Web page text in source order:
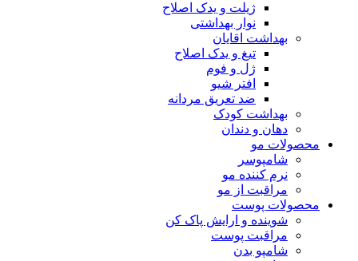
ژیلت و یدک اصلاح
نوار بهداشتی
بهداشت اقایان
تیغ و یدک اصلاح
ژل و فوم
افتر شیو
ضد تعریق مردانه
بهداشت کودک
دهان و دندان
محصولات مو
شامپوسر
نرم کننده مو
مراقبت از مو
محصولات پوست
شوینده و ارایش پاک کن
مراقبت پوست
شامپو بدن